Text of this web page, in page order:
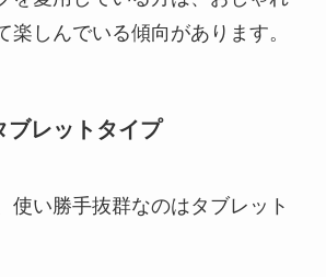
楽しんでいる傾向があります。
ブレットタイプ
使い勝手抜群なのはタブレット